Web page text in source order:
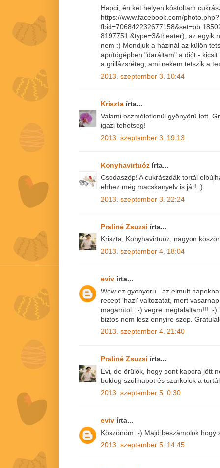
Hapci, én két helyen kóstoltam
https://www.facebook.com/photo.php?
8197751.&type=3&theater), az egyik
nem :) Mondjuk a házinál az külön
aprítógépben "daráltam" a diót -
a grillázsréteg, ami nekem tetszik a
2013. szeptember 3. 10:44
Kriszta írta...
Valami eszméletlenül gyönyörű lett.
igazi tehetség!
2013. szeptember 3. 19:13
Konyhavirtuóz írta...
Csodaszép! A cukrászdák tortái
ehhez még macskanyelv is jár! :)
2013. szeptember 3. 22:24
Praliné Zsuzsi írta...
Kriszta, Konyhavirtuóz, nagyon
2013. szeptember 4. 18:04
eviv írta...
Wow ez gyonyoru...az elmult
recept 'hazi' valtozatat, mert
magamtol. :-) vegre megtalaltam!!! :-
biztos nem lesz ennyire szep.
2013. szeptember 4. 21:40
Praliné Zsuzsi írta...
Evi, de örülök, hogy pont kapóra jött
boldog szülinapot és szurkolok a
2013. szeptember 5. 0:30
eviv írta...
Köszönöm :-) Majd beszàmolok hogy
2013. szeptember 5. 14:45